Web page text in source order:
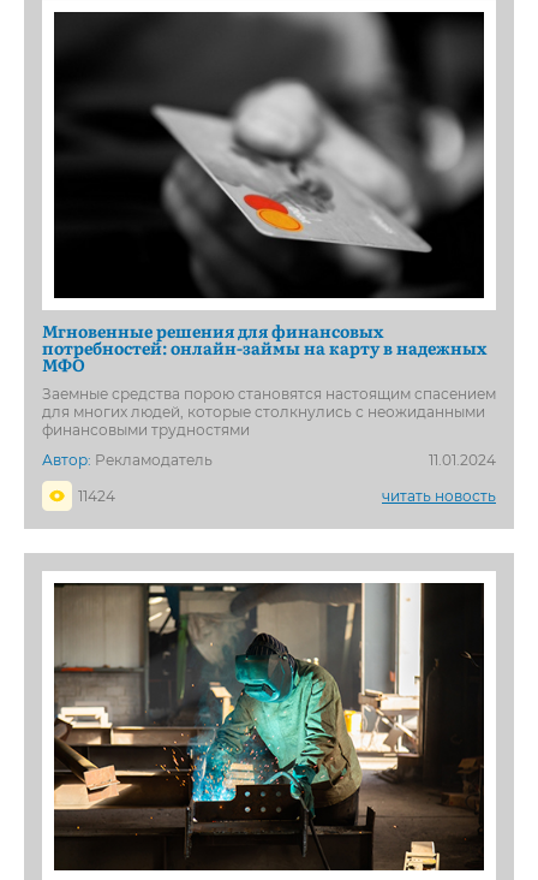
Мгновенные решения для финансовых
потребностей: онлайн-займы на карту в надежных
МФО
Заемные средства порою становятся настоящим спасением
для многих людей, которые столкнулись с неожиданными
финансовыми трудностями
Автор: Рекламодатель
11.01.2024
11424
читать новость